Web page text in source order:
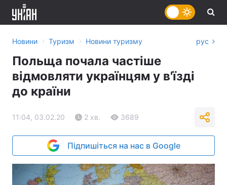
Новини › Туризм › Новини туризму рус
Польща почала частіше
відмовляти українцям у в'їзді
до країни
11:04, 03.02.20 2 хв. 3689
Підпишіться на нас в Google